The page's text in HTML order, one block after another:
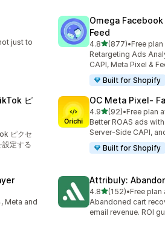
just to
Omega
Feed
4.85つ星中
(877)
合計レビュー数：877
•Free
Retargeting Ads
CAPI, Meta Pixel &
Built for Shopify
ピ
ピクセ
設定する
OC Meta Pixel‑
4.95つ星中
(92)
合計レビュー数：92件
•Free plan
Better ROAS ads
Server-Side CAPI,
Built for Shopify
Meta and
Attribuly:
4.85つ星中
(152)
合計レビュー数：152
•Free plan
Abandoned cart
email revenue. ROI